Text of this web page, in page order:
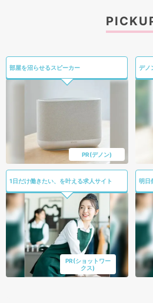
部屋を沼らせるスピーカー
PR(デノン)
デノ
1日だけ働きたい、を叶える求人サイト
PR(ショットワー
クス)
明日